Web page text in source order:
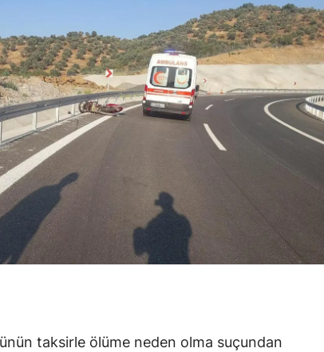
Kayseri
Kırklareli
Kırşehir
Kocaeli
Konya
Kütahya
Malatya
Mardintaksirle ölüme neden olma suçundan